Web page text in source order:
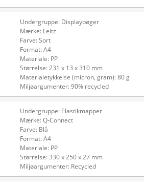
Undergruppe: Displaybøger
Mærke: Leitz
Farve: Sort
Format: A4
Materiale: PP
Størrelse: 231 x 13 x 310 mm
Materialetykkelse (micron, gram): 80 g
Miljøargumenter: 90% recycled
Undergruppe: Elastikmapper
Mærke: Q-Connect
Farve: Blå
Format: A4
Materiale: PP
Størrelse: 330 x 250 x 27 mm
Miljøargumenter: Recycled